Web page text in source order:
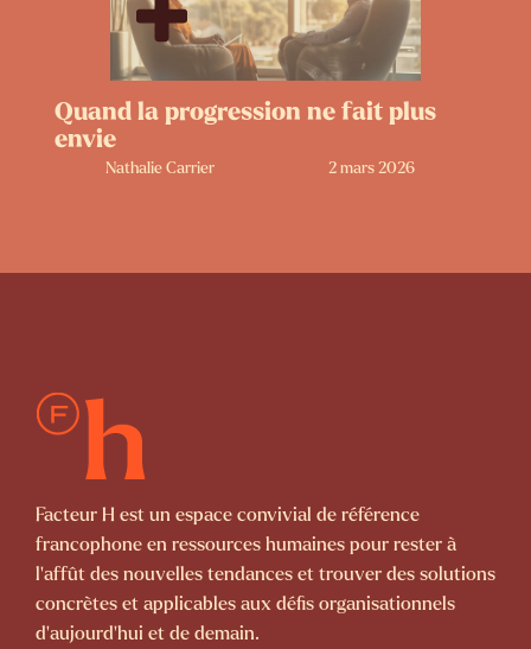
Quand la progression ne fait plus
envie
Nathalie Carrier 2 mars 2026
Facteur H est un espace convivial de référence
francophone en ressources humaines pour rester à
l’affût des nouvelles tendances et trouver des solutions
concrètes et applicables aux défis organisationnels
d’aujourd’hui et de demain.